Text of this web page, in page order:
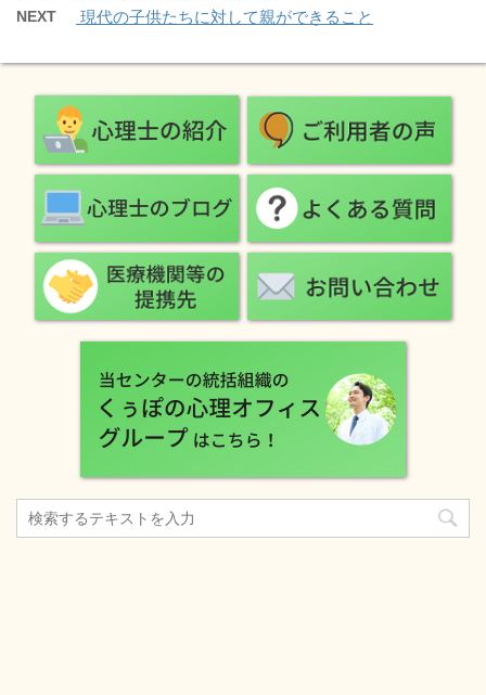
NEXT 現代の子供たちに対して親ができること